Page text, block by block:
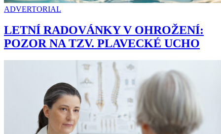
ADVERTORIAL
LETNÍ RADOVÁNKY V OHROŽENÍ:
POZOR NA TZV. PLAVECKÉ UCHO